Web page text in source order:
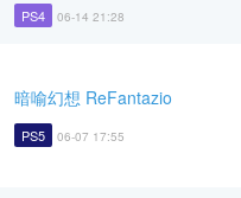
PS4 06-14 21:28
暗喻幻想 ReFantazio
PS5 06-07 17:55